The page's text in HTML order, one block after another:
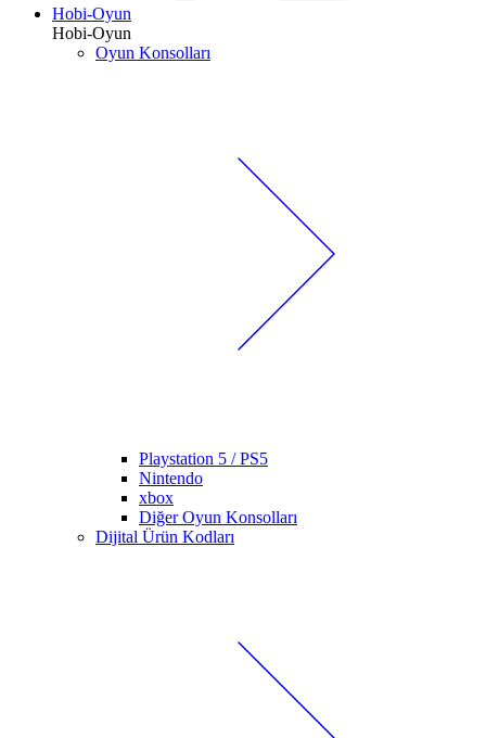
Hobi-Oyun
Hobi-Oyun
Oyun Konsolları
Playstation 5 / PS5
Nintendo
xbox
Diğer Oyun Konsolları
Dijital Ürün Kodları